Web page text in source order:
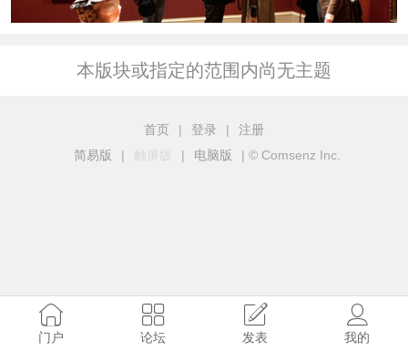
本版块或指定的范围内尚无主题
首页 | 登录 |
注册
简易版
| 触屏版 | 电脑版 | © Comsenz Inc.
门户 论坛 发表 我的